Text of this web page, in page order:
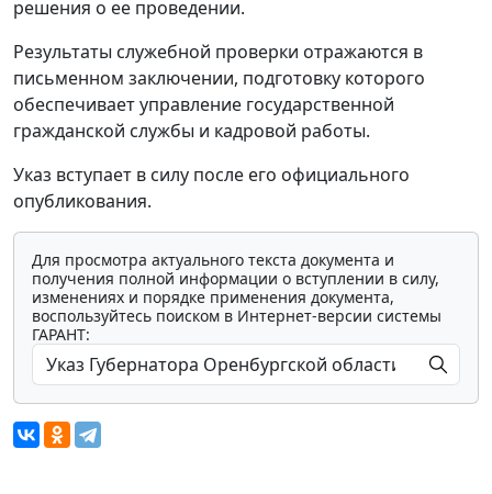
решения о ее проведении.
Результаты служебной проверки отражаются в
письменном заключении, подготовку которого
обеспечивает управление государственной
гражданской службы и кадровой работы.
Указ вступает в силу после его официального
опубликования.
Для просмотра актуального текста документа и
получения полной информации о вступлении в силу,
изменениях и порядке применения документа,
воспользуйтесь поиском в Интернет-версии системы
ГАРАНТ: